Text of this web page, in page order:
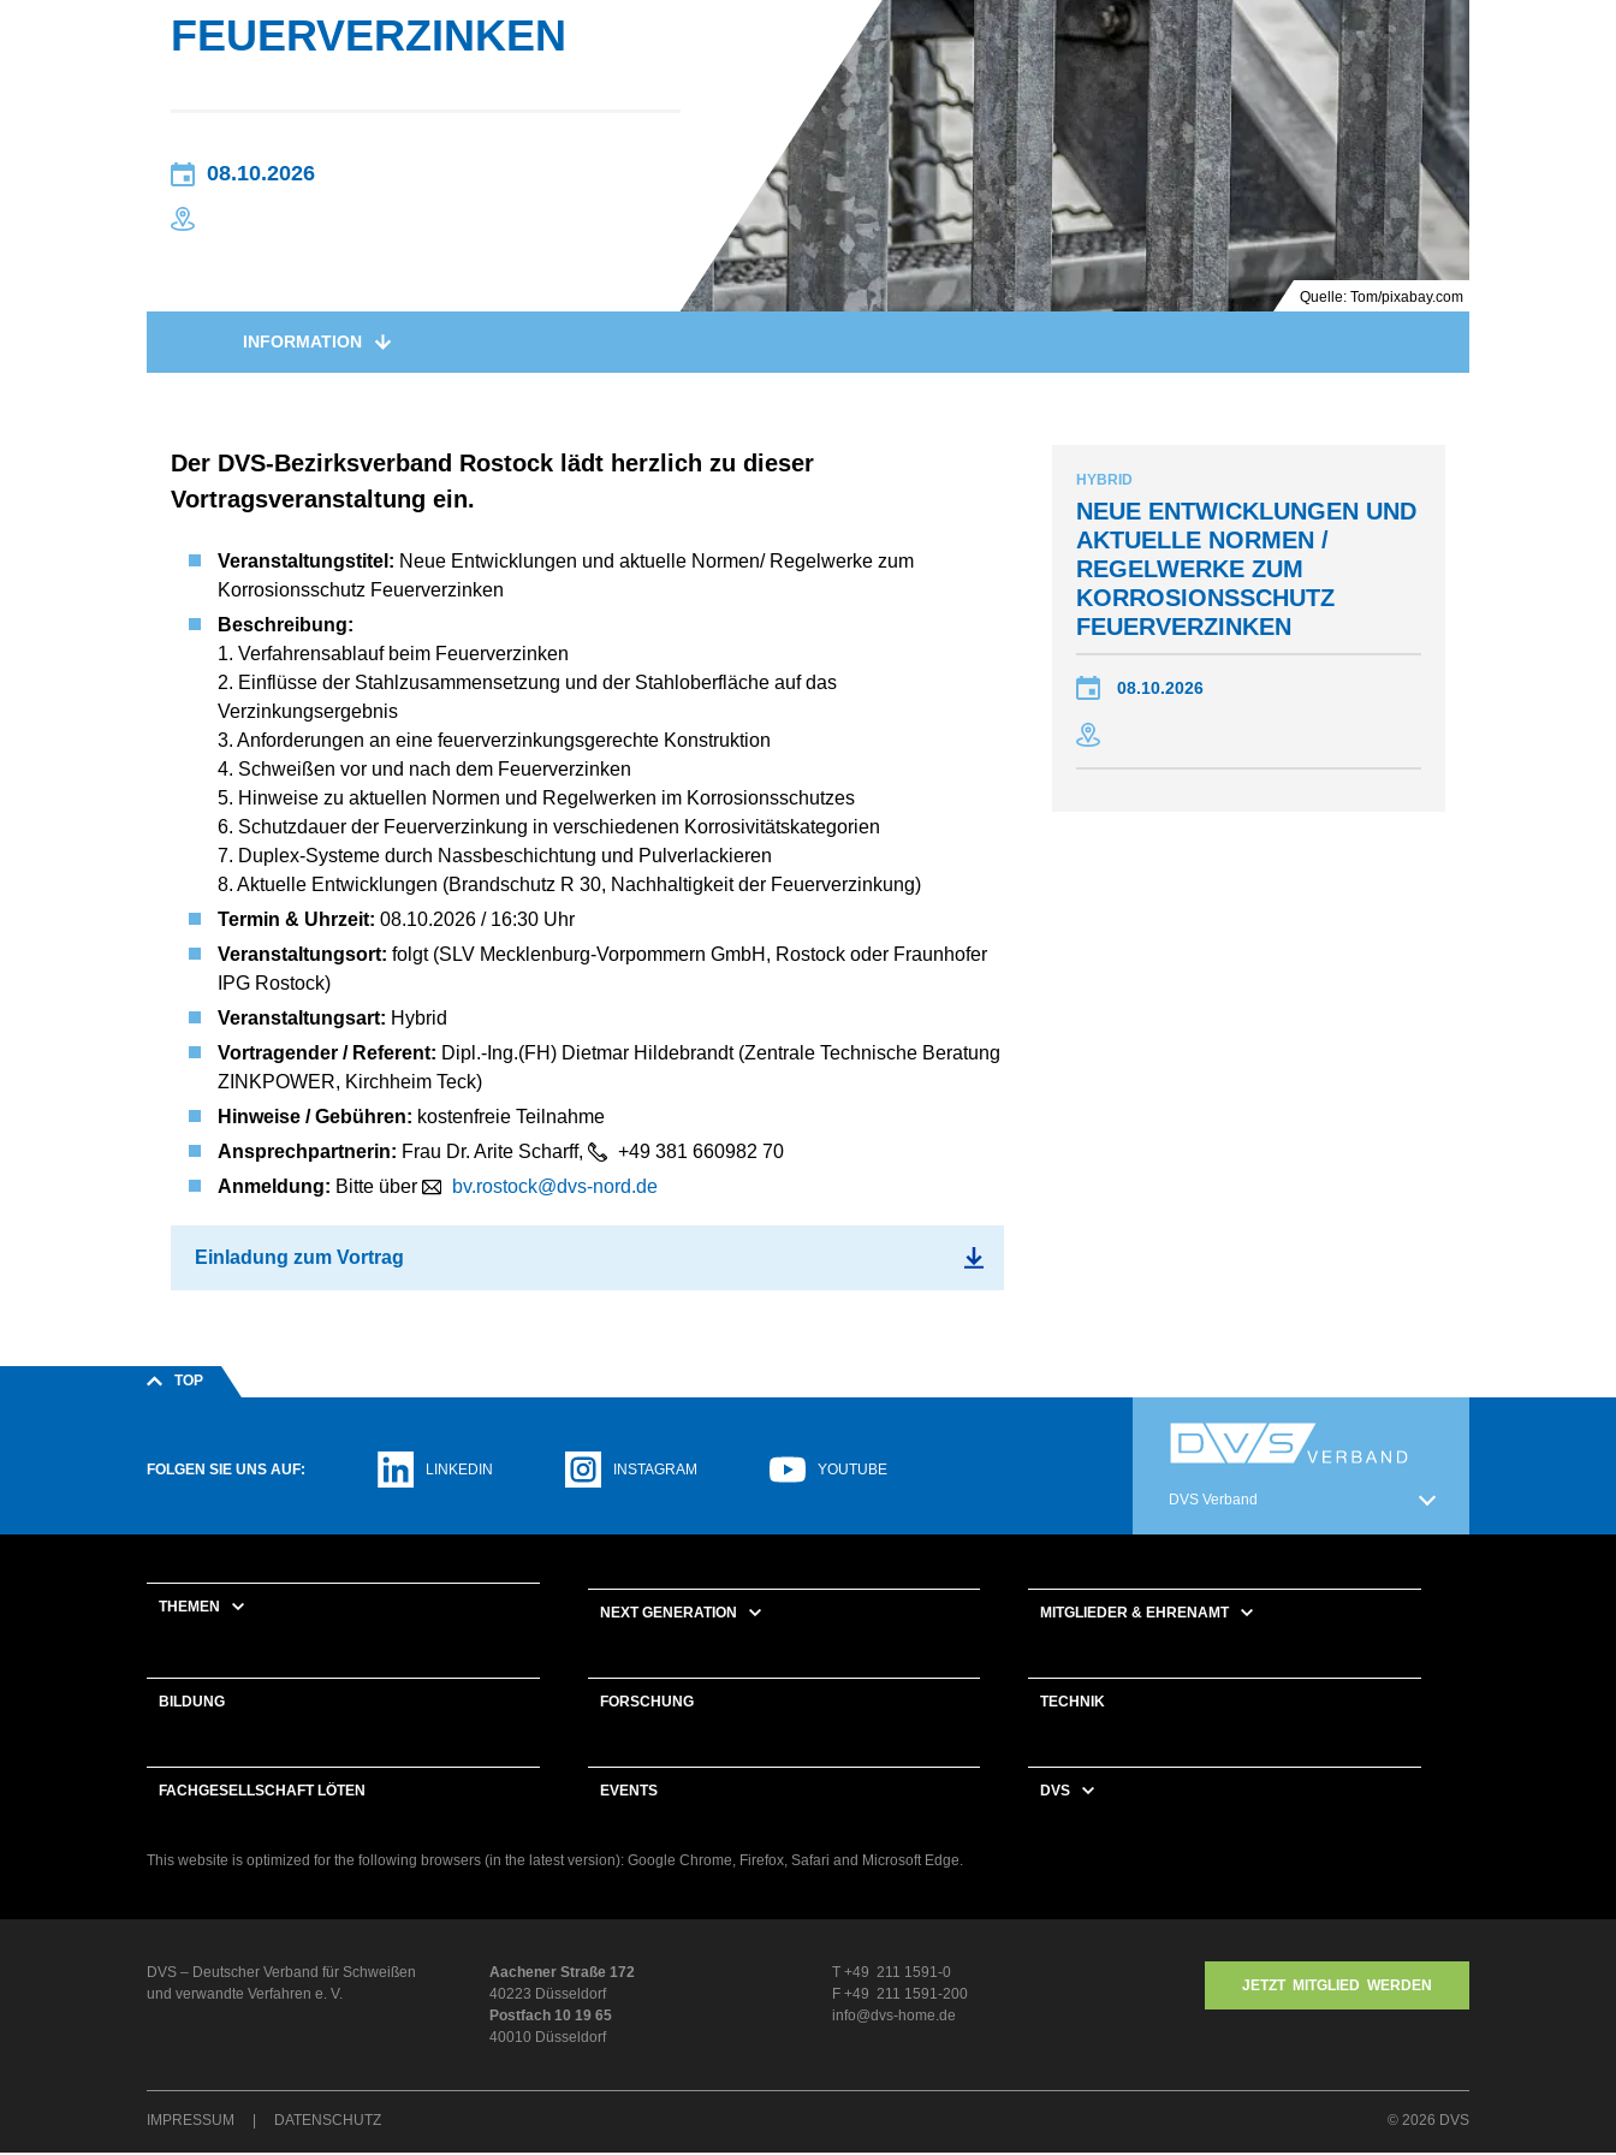
BEZIRKSVERBAND WESER-EMS
FEUERVERZINKEN
08.10.2026
Quelle: Tom/pixabay.com
INFORMATION
Der DVS-Bezirksverband Rostock lädt herzlich zu dieser
Vortragsveranstaltung ein.
Veranstaltungstitel: Neue Entwicklungen und aktuelle Normen/ Regelwerke zum
Korrosionsschutz Feuerverzinken
Beschreibung:
1. Verfahrensablauf beim Feuerverzinken
2. Einflüsse der Stahlzusammensetzung und der Stahloberfläche auf das
Verzinkungsergebnis
3. Anforderungen an eine feuerverzinkungsgerechte Konstruktion
4. Schweißen vor und nach dem Feuerverzinken
5. Hinweise zu aktuellen Normen und Regelwerken im Korrosionsschutzes
6. Schutzdauer der Feuerverzinkung in verschiedenen Korrosivitätskategorien
7. Duplex-Systeme durch Nassbeschichtung und Pulverlackieren
8. Aktuelle Entwicklungen (Brandschutz R 30, Nachhaltigkeit der Feuerverzinkung)
Termin & Uhrzeit: 08.10.2026 / 16:30 Uhr
Veranstaltungsort: folgt (SLV Mecklenburg-Vorpommern GmbH, Rostock oder Fraunhofer
IPG Rostock)
Veranstaltungsart: Hybrid
Vortragender / Referent: Dipl.-Ing.(FH) Dietmar Hildebrandt (Zentrale Technische Beratung
ZINKPOWER, Kirchheim Teck)
Hinweise / Gebühren: kostenfreie Teilnahme
Ansprechpartnerin: Frau Dr. Arite Scharff,
+49 381 660982 70
Anmeldung: Bitte über bv.rostock@dvs-nord.de
Einladung zum Vortrag
HYBRID
NEUE ENTWICKLUNGEN UND
AKTUELLE NORMEN /
REGELWERKE ZUM
KORROSIONSSCHUTZ
FEUERVERZINKEN
08.10.2026
TOP
FOLGEN SIE UNS AUF: LINKEDIN INSTAGRAM
YOUTUBE
DVS Verband
THEMEN NEXT GENERATION MITGLIEDER & EHRENAMT
BILDUNG FORSCHUNG TECHNIK
FACHGESELLSCHAFT LÖTEN EVENTS DVS
This website is optimized for the following browsers (in the latest version): Google Chrome, Firefox, Safari and Microsoft Edge.
DVS – Deutscher Verband für Schweißen
und verwandte Verfahren e. V.
Aachener Straße 172
40223 Düsseldorf
Postfach 10 19 65
40010 Düsseldorf
T +49 211 1591-0
F +49 211 1591-200
info@dvs-home.de
JETZT MITGLIED WERDEN
IMPRESSUM DATENSCHUTZ © 2026 DVS